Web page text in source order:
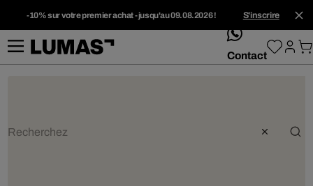
-10% sur votre premier achat - jusqu'au 09.08.2026 ! S'inscrire
whatsApp
Contact